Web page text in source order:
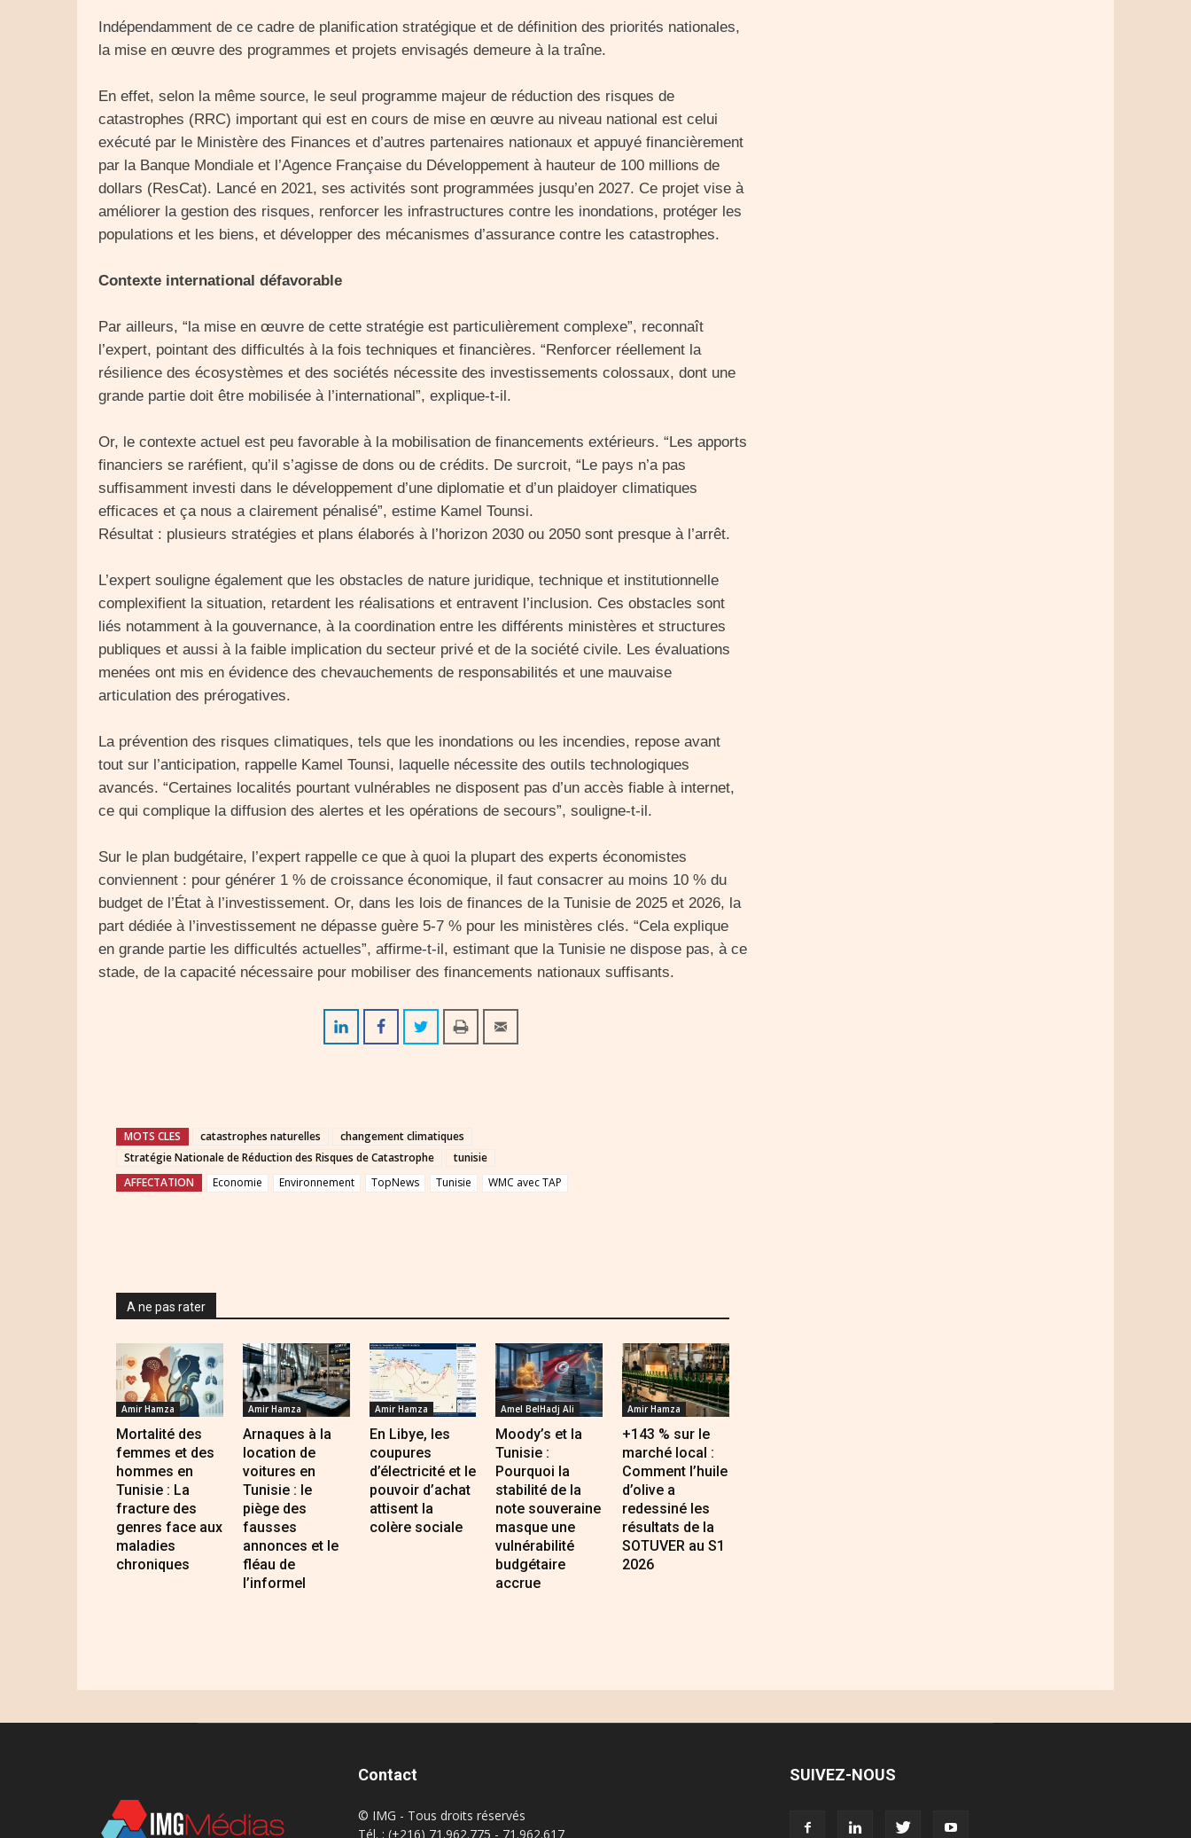
Indépendamment de ce cadre de planification stratégique et de définition des priorités nationales,
la mise en œuvre des programmes et projets envisagés demeure à la traîne.
En effet, selon la même source, le seul programme majeur de réduction des risques de
catastrophes (RRC) important qui est en cours de mise en œuvre au niveau national est celui
exécuté par le Ministère des Finances et d’autres partenaires nationaux et appuyé financièrement
par la Banque Mondiale et l’Agence Française du Développement à hauteur de 100 millions de
dollars (ResCat). Lancé en 2021, ses activités sont programmées jusqu’en 2027. Ce projet vise à
améliorer la gestion des risques, renforcer les infrastructures contre les inondations, protéger les
populations et les biens, et développer des mécanismes d’assurance contre les catastrophes.
Contexte international défavorable
Par ailleurs, “la mise en œuvre de cette stratégie est particulièrement complexe”, reconnaît
l’expert, pointant des difficultés à la fois techniques et financières. “Renforcer réellement la
résilience des écosystèmes et des sociétés nécessite des investissements colossaux, dont une
grande partie doit être mobilisée à l’international”, explique-t-il.
Or, le contexte actuel est peu favorable à la mobilisation de financements extérieurs. “Les apports
financiers se raréfient, qu’il s’agisse de dons ou de crédits. De surcroit, “Le pays n’a pas
suffisamment investi dans le développement d’une diplomatie et d’un plaidoyer climatiques
efficaces et ça nous a clairement pénalisé”, estime Kamel Tounsi.
Résultat : plusieurs stratégies et plans élaborés à l’horizon 2030 ou 2050 sont presque à l’arrêt.
L’expert souligne également que les obstacles de nature juridique, technique et institutionnelle
complexifient la situation, retardent les réalisations et entravent l’inclusion. Ces obstacles sont
liés notamment à la gouvernance, à la coordination entre les différents ministères et structures
publiques et aussi à la faible implication du secteur privé et de la société civile. Les évaluations
menées ont mis en évidence des chevauchements de responsabilités et une mauvaise
articulation des prérogatives.
La prévention des risques climatiques, tels que les inondations ou les incendies, repose avant
tout sur l’anticipation, rappelle Kamel Tounsi, laquelle nécessite des outils technologiques
avancés. “Certaines localités pourtant vulnérables ne disposent pas d’un accès fiable à internet,
ce qui complique la diffusion des alertes et les opérations de secours”, souligne-t-il.
Sur le plan budgétaire, l’expert rappelle ce que à quoi la plupart des experts économistes
conviennent : pour générer 1 % de croissance économique, il faut consacrer au moins 10 % du
budget de l’État à l’investissement. Or, dans les lois de finances de la Tunisie de 2025 et 2026, la
part dédiée à l’investissement ne dépasse guère 5-7 % pour les ministères clés. “Cela explique
en grande partie les difficultés actuelles”, affirme-t-il, estimant que la Tunisie ne dispose pas, à ce
stade, de la capacité nécessaire pour mobiliser des financements nationaux suffisants.
MOTS CLES catastrophes naturelles
changement climatiques
Stratégie Nationale de Réduction des Risques de Catastrophe
tunisie
AFFECTATION
Economie Environnement TopNews Tunisie WMC avec TAP
A ne pas rater
Amir Hamza
Mortalité des
femmes et des
hommes en
Tunisie : La
fracture des
genres face aux
maladies
chroniques
Amir Hamza
Arnaques à la
location de
voitures en
Tunisie : le
piège des
fausses
annonces et le
fléau de
l’informel
Amir Hamza
En Libye, les
coupures
d’électricité et le
pouvoir d’achat
attisent la
colère sociale
Amel BelHadj Ali
Moody’s et la
Tunisie :
Pourquoi la
stabilité de la
note souveraine
masque une
vulnérabilité
budgétaire
accrue
Amir Hamza
+143 % sur le
marché local :
Comment l’huile
d’olive a
redessiné les
résultats de la
SOTUVER au S1
2026
Contact
© IMG - Tous droits réservés
Tél. : (+216) 71.962.775 - 71.962.617
SUIVEZ-NOUS